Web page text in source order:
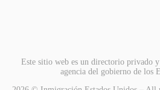
Este sitio web es un directorio privado
agencia del gobierno de los